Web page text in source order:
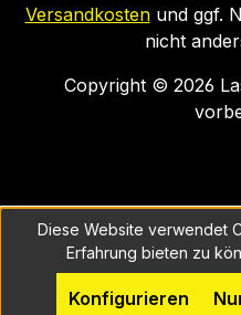
Versandkostenund ggf.
nicht
Copyright © 2026
Diese Website verwendet
Erfahrung bieten zu
Konfigurieren